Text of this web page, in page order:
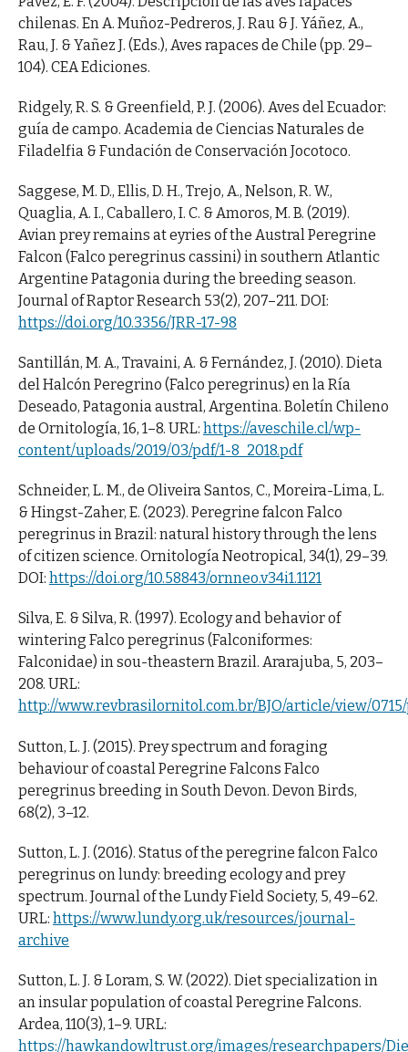
chilenas. En A. Muñoz-Pedreros, J. Rau & J. Yáñez, A.,
Rau, J. & Yañez J. (Eds.), Aves rapaces de Chile (pp. 29–
104). CEA Ediciones.
Ridgely, R. S. & Greenfield, P. J. (2006). Aves del Ecuador:
guía de campo. Academia de Ciencias Naturales de
Filadelfia & Fundación de Conservación Jocotoco.
Saggese, M. D., Ellis, D. H., Trejo, A., Nelson, R. W.,
Quaglia, A. I., Caballero, I. C. & Amoros, M. B. (2019).
Avian prey remains at eyries of the Austral Peregrine
Falcon (Falco peregrinus cassini) in southern Atlantic
Argentine Patagonia during the breeding season.
Journal of Raptor Research 53(2), 207–211. DOI:
https://doi.org/10.3356/JRR-17-98
Santillán, M. A., Travaini, A. & Fernández, J. (2010). Dieta
del Halcón Peregrino (Falco peregrinus) en la Ría
Deseado, Patagonia austral, Argentina. Boletín Chileno
de Ornitología, 16, 1–8. URL: https://aveschile.cl/wp-
content/uploads/2019/03/pdf/1-8_2018.pdf
Schneider, L. M., de Oliveira Santos, C., Moreira-Lima, L.
& Hingst-Zaher, E. (2023). Peregrine falcon Falco
peregrinus in Brazil: natural history through the lens
of citizen science. Ornitología Neotropical, 34(1), 29–39.
DOI: https://doi.org/10.58843/ornneo.v34i1.1121
Silva, E. & Silva, R. (1997). Ecology and behavior of
wintering Falco peregrinus (Falconiformes:
Falconidae) in sou-theastern Brazil. Ararajuba, 5, 203–
208. URL:
http://www.revbrasilornitol.com.br/BJO/article/view/0715/
Sutton, L. J. (2015). Prey spectrum and foraging
behaviour of coastal Peregrine Falcons Falco
peregrinus breeding in South Devon. Devon Birds,
68(2), 3–12.
Sutton, L. J. (2016). Status of the peregrine falcon Falco
peregrinus on lundy: breeding ecology and prey
spectrum. Journal of the Lundy Field Society, 5, 49–62.
URL: https://www.lundy.org.uk/resources/journal-
archive
Sutton, L. J. & Loram, S. W. (2022). Diet specialization in
an insular population of coastal Peregrine Falcons.
Ardea, 110(3), 1–9. URL:
https://hawkandowltrust.org/images/researchpapers/